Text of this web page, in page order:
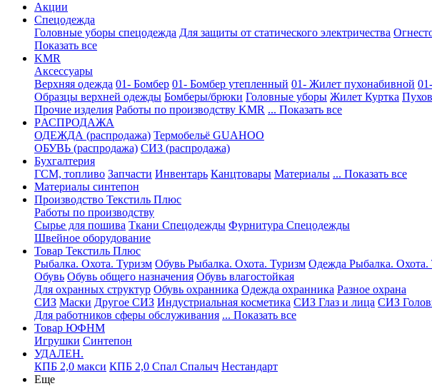
Акции
Спецодежда
Головные уборы спецодежда Для защиты от статического электричества
Показать все
KMR
Аксессуары
Верхняя одежда 01- Бомбер 01- Бомбер утепленный 01- Жилет пухонабивной
Образцы верхней одежды Бомберы/брюки Головные уборы Жилет Куртка
Прочие изделия Работы по производству KMR ... Показать все
PАСПРОДАЖА
ОДЕЖДА (распродажа) Термобельё GUAHOO
ОБУВЬ (распродажа) СИЗ (распродажа)
Бухгалтерия
ГСМ, топливо Запчасти Инвентарь Канцтовары Материалы ... Показать все
Материалы синтепон
Производство Текстиль Плюс
Работы по производству
Сырье для пошива Ткани Спецодежды Фурнитура Спецодежды
Швейное оборудование
Товар Текстиль Плюс
Рыбалка. Охота. Туризм Обувь Рыбалка. Охота. Туризм Одежда Рыбалка. Охота.
Обувь Обувь общего назначения Обувь влагостойкая
Для охранных структур Обувь охранника Одежда охранника Разное охрана
СИЗ Маски Другое СИЗ Индустриальная косметика СИЗ Глаз и лица СИЗ
Для работников сферы обслуживания ... Показать все
Товар ЮФНМ
Игрушки Синтепон
УДАЛЕН.
КПБ 2,0 макси КПБ 2,0 Спал Спалыч Нестандарт
Еще